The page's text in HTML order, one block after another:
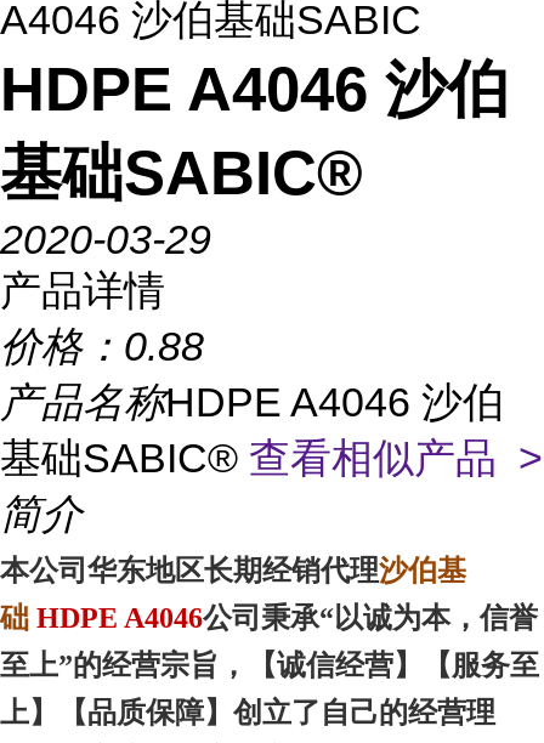
A4046 沙伯基础SABIC
HDPE A4046 沙伯
基础SABIC®
2020-03-29
产品详情
价格： 0.88
产品名称HDPE A4046 沙伯
基础SABIC® 查看相似产品 >
简介
本公司华东地区长期经销代理沙伯基
础 HDPE A4046公司秉承“以诚为本，信誉
至上”的经营宗旨，【诚信经营】【服务至
上】【品质保障】创立了自己的经营理